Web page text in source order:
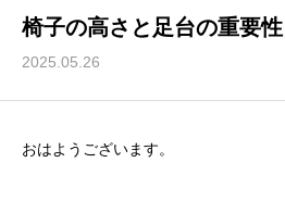
椅子の高さと足台の重要性
2025.05.26
おはようございます。